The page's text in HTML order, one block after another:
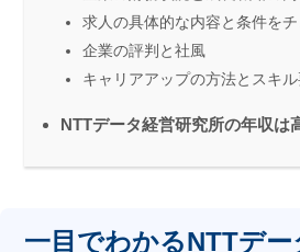
求人の具体的な内容と条件を
企業の評判と社風
キャリアアップの方法とスキ
NTTデータ経営研究所の年収は
一目でわかるNTTデ